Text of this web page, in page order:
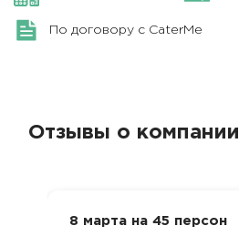
По договору с CaterMe
Отзывы о компании
8 марта на 45 персон